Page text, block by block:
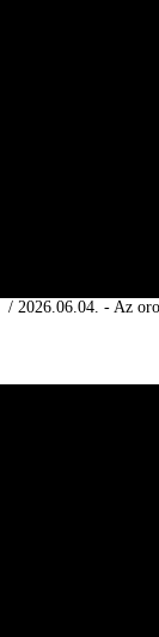
/ 2026.06.04. - Az